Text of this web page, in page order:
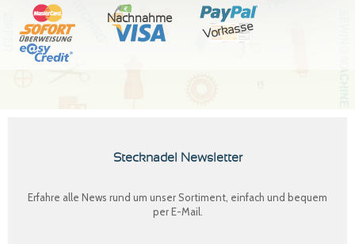
Nachnahme
Vorkasse
Stecknadel Newsletter
Erfahre alle News rund um unser Sortiment, einfach und bequem
per E-Mail.